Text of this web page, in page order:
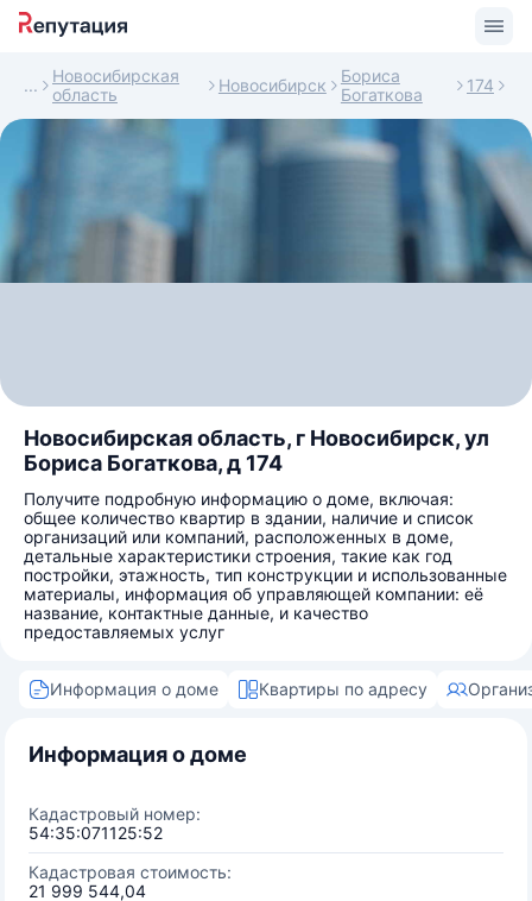
Новосибирская
область
Новосибирск
Бориса
Богаткова
174
Новосибирская область, г Новосибирск, ул
Бориса Богаткова, д 174
Получите подробную информацию о доме, включая:
общее количество квартир в здании, наличие и список
организаций или компаний, расположенных в доме,
детальные характеристики строения, такие как год
постройки, этажность, тип конструкции и использованные
материалы, информация об управляющей компании: её
название, контактные данные, и качество
предоставляемых услуг
Информация о доме Квартиры по адресу
Информация о доме
Кадастровый номер:
54:35:071125:52
Кадастровая стоимость:
21 999 544,04